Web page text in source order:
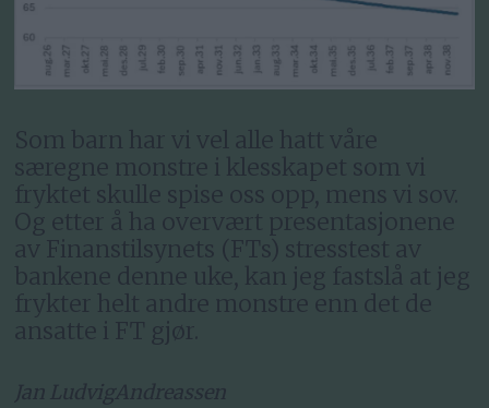
Som barn har vi vel alle hatt våre
særegne monstre i klesskapet som vi
fryktet skulle spise oss opp, mens vi sov.
Og etter å ha overvært presentasjonene
av Finanstilsynets (FTs) stresstest av
bankene denne uke, kan jeg fastslå at jeg
frykter helt andre monstre enn det de
ansatte i FT gjør.
Jan LudvigAndreassen